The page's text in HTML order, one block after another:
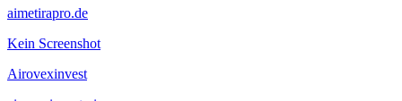
aimetirapro.de
Kein Screenshot
Airovexinvest